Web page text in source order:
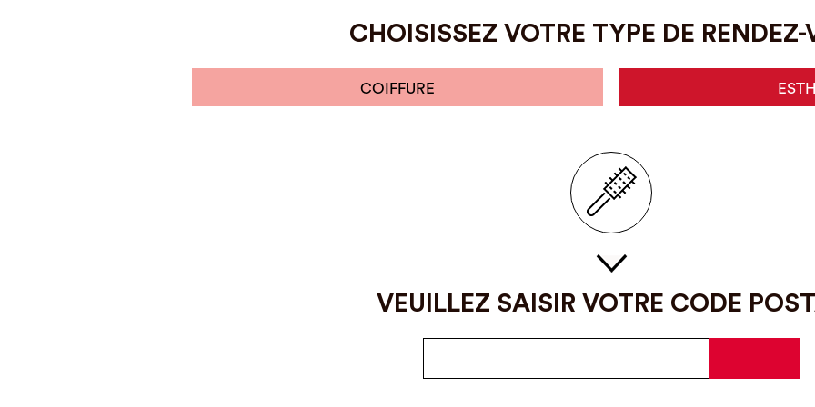
CHOISISSEZ VOTRE TYPE DE RENDEZ-
COIFFURE
VEUILLEZ SAISIR VOTRE CODE